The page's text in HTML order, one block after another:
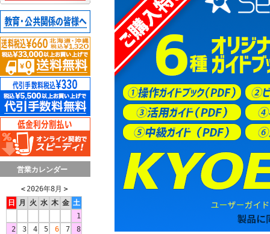
営業カレンダー
＜ 2026年8月 ＞
日
月 火 水 木 金 土
1
2
3 4 5 6 7
8